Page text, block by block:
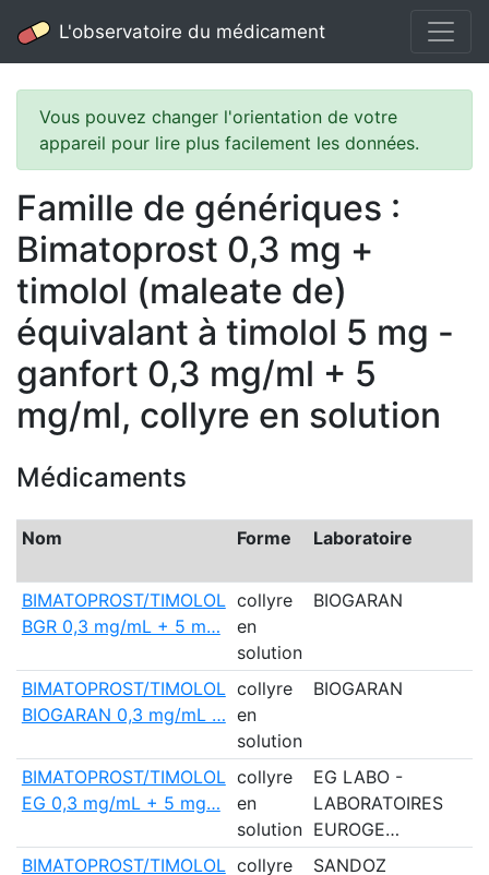
L'observatoire du médicament
Vous pouvez changer l'orientation de votre
appareil pour lire plus facilement les données.
Famille de génériques :
Bimatoprost 0,3 mg +
timolol (maleate de)
équivalant à timolol 5 mg -
ganfort 0,3 mg/ml + 5
mg/ml, collyre en solution
Médicaments
Nom Forme Laboratoire
BIMATOPROST/TIMOLOL
BGR 0,3 mg/mL + 5 m…
collyre
en
solution
BIOGARAN
BIMATOPROST/TIMOLOL
BIOGARAN 0,3 mg/mL …
collyre
en
solution
BIOGARAN
BIMATOPROST/TIMOLOL
EG 0,3 mg/mL + 5 mg…
collyre
en
solution
EG LABO -
LABORATOIRES
EUROGE…
BIMATOPROST/TIMOLOL collyre
SANDOZ